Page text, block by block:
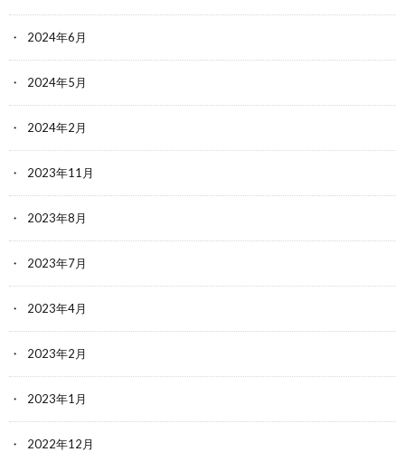
2024年6月
2024年5月
2024年2月
2023年11月
2023年8月
2023年7月
2023年4月
2023年2月
2023年1月
2022年12月